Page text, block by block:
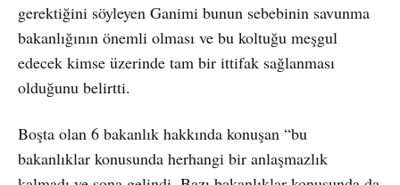
gerektiğini söyleyen Ganimi bunun sebebinin savunma
bakanlığının önemli olması ve bu koltuğu meşgul
edecek kimse üzerinde tam bir ittifak sağlanması
olduğunu belirtti.
Boşta olan 6 bakanlık hakkında konuşan “bu
bakanlıklar konusunda herhangi bir anlaşmazlık